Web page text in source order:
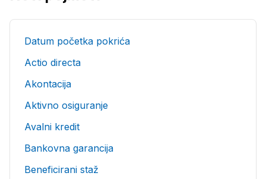
Datum početka pokrića
Actio directa
Akontacija
Aktivno osiguranje
Avalni kredit
Bankovna garancija
Beneficirani staž